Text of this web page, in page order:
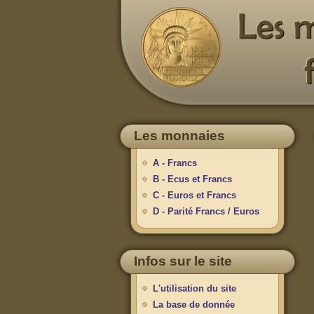
Les monnaies
A - Francs
B - Ecus et Francs
C - Euros et Francs
D - Parité Francs / Euros
Infos sur le site
L'utilisation du site
La base de donnée